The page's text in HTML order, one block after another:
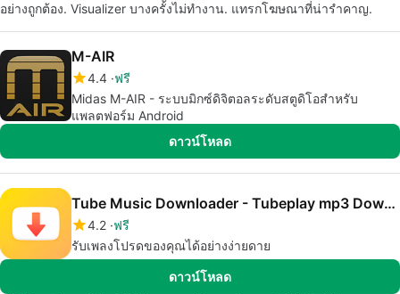
อย่างถูกต้อง. Visualizer บางครั้งไม่ทำงาน. แทรกโฆษณาที่น่ารำคาญ.
M-AIR
4.4 ฟรี
Midas M-AIR - ระบบมิกซ์ดิจิตอลระดับสตูดิโอสำหรับ
แพลตฟอร์ม Android
ดาวน์โหลด
Tube Music Downloader - Tubeplay mp3 Downloader
4.2 ฟรี
รับเพลงโปรดของคุณได้อย่างง่ายดาย
ดาวน์โหลด